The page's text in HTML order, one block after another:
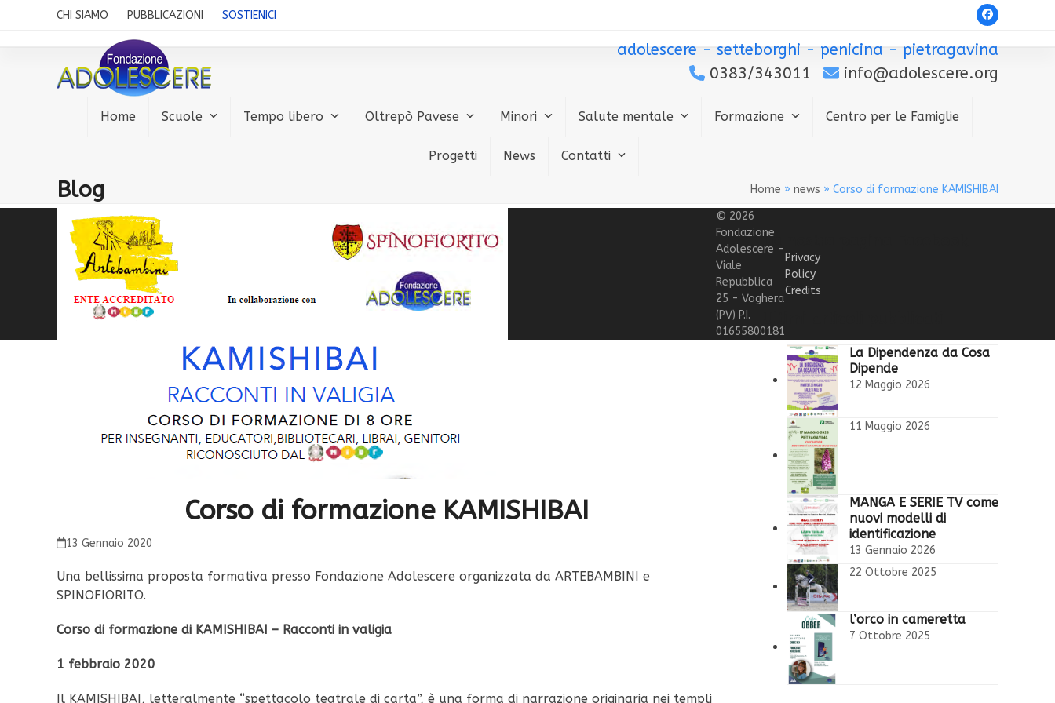
CHI SIAMO PUBBLICAZIONI SOSTIENICI Facebook
adolescere - setteborghi - penicina - pietragavina
0383/343011
info@adolescere.org
Home Scuole Tempo libero Oltrepò Pavese Minori Salute mentale Formazione Centro per le Famiglie
Progetti News Contatti
Blog Home » news » Corso di formazione KAMISHIBAI
Corso di formazione KAMISHIBAI
13 Gennaio 2020
Una bellissima proposta formativa presso Fondazione Adolescere organizzata da ARTEBAMBINI e
SPINOFIORITO.
Corso di formazione di KAMISHIBAI – Racconti in valigia
1 febbraio 2020
Il KAMISHIBAI, letteralmente “spettacolo teatrale di carta”, è una forma di narrazione originaria nei templi
La nostra pagina Facebook
La Dipendenza da Cosa
Dipende
12 Maggio 2026
11 Maggio 2026
MANGA E SERIE TV come
nuovi modelli di
identificazione
13 Gennaio 2026
22 Ottobre 2025
l’orco in cameretta
7 Ottobre 2025
© 2026
Fondazione
Adolescere -
Viale
Repubblica
25 - Voghera
(PV) P.I.
01655800181
Privacy
Policy
Credits